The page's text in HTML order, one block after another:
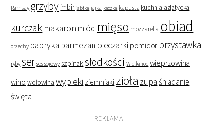
Ramsay grzyby imbir jabłka jajka kaczka kapusta kuchnia azjatycka
kurczak makaron miód mięso mozzarella obiad
orzechy papryka parmezan pieczarki pomidor przystawka
ryby ser sos sojowy szpinak słodkości Wielkanoc wieprzowina
wino wołowina wypieki ziemniaki zioła zupaśniadanie
święta
REKLAMA